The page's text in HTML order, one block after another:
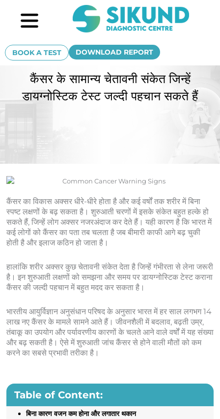
content
BOOK A TEST DOWNLOAD REPORT
कैंसर के सामान्य चेतावनी संकेत जिन्हें
डायग्नोस्टिक टेस्ट जल्दी पहचान सकते हैं
कैंसर का विकास अक्सर धीरे-धीरे होता है और कई वर्षों तक शरीर में बिना
स्पष्ट लक्षणों के बढ़ सकता है। शुरुआती चरणों में इसके संकेत बहुत हल्के हो
सकते हैं, जिन्हें लोग अक्सर नजरअंदाज कर देते हैं। यही कारण है कि भारत में
कई लोगों को कैंसर का पता तब चलता है जब बीमारी काफी आगे बढ़ चुकी
होती है और इलाज कठिन हो जाता है।
हालांकि शरीर अक्सर कुछ चेतावनी संकेत देता है जिन्हें गंभीरता से लेना जरूरी
है। इन शुरुआती लक्षणों को समझना और समय पर डायग्नोस्टिक टेस्ट कराना
कैंसर की जल्दी पहचान में बहुत मदद कर सकता है।
भारतीय आयुर्विज्ञान अनुसंधान परिषद के अनुसार भारत में हर साल लगभग 14
लाख नए कैंसर के मामले सामने आते हैं। जीवनशैली में बदलाव, बढ़ती उम्र,
तंबाकू का उपयोग और पर्यावरणीय कारणों के चलते आने वाले वर्षों में यह संख्या
और बढ़ सकती है। ऐसे में शुरुआती जांच कैंसर से होने वाली मौतों को कम
करने का सबसे प्रभावी तरीका है।
Table of Content:
बिना कारण वजन कम होना और लगातार थकान